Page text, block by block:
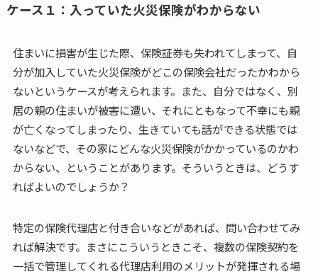
ケース１：入っていた火災保険がわからない
住まいに損害が生じた際、保険証券も失われてしまって、自
分が加入していた火災保険がどこの保険会社だったかわから
ないというケースが考えられます。また、自分ではなく、別
居の親の住まいが被害に遭い、それにともなって不幸にも親
が亡くなってしまったり、生きていても話ができる状態では
ないなどで、その家にどんな火災保険がかかっているのかわ
からない、ということがあります。そういうときは、どうす
ればよいのでしょうか？
特定の保険代理店と付き合いなどがあれば、問い合わせてみ
れば解決です。まさにこういうときこそ、複数の保険契約を
一括で管理してくれる代理店利用のメリットが発揮される場